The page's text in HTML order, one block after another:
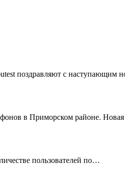
поздравляют с наступающим
в Приморском районе. Новая
пользователей по…